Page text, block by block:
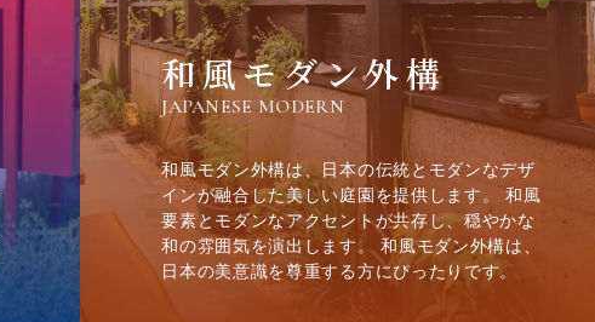
和風モダン外構
JAPANESE MODERN
和風モダン外構は、日本の伝統とモダンなデザ
インが融合した美しい庭園を提供します。 和風
要素とモダンなアクセントが共存し、穏やかな
和の雰囲気を演出します。 和風モダン外構は、
日本の美意識を尊重する方にぴったりです。